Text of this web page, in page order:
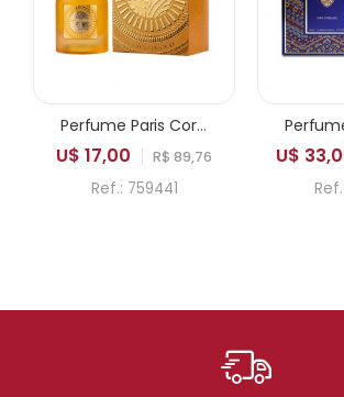
Perfume Paris Corner Emir Mango Punch EDP Unissex 100ml
U$ 17,00 R$ 89,76
Ref.: 759441
U$